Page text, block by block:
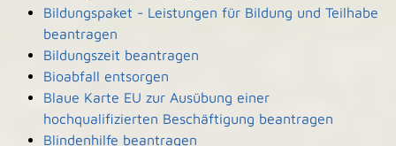
Bildungspaket - Leistungen für Bildung und Teilhabe
beantragen
Bildungszeit beantragen
Bioabfall entsorgen
Blaue Karte EU zur Ausübung einer
hochqualifizierten Beschäftigung beantragen
Blindenhilfe beantragen